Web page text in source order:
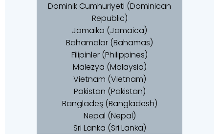
Dominik Cumhuriyeti (Dominican
Republic)
Jamaika (Jamaica)
Bahamalar (Bahamas)
Filipinler (Philippines)
Malezya (Malaysia)
Vietnam (Vietnam)
Pakistan (Pakistan)
Bangladeş (Bangladesh)
Nepal (Nepal)
Sri Lanka (Sri Lanka)